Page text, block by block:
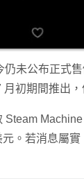
未公布正式
初期間推出
。若消息屬